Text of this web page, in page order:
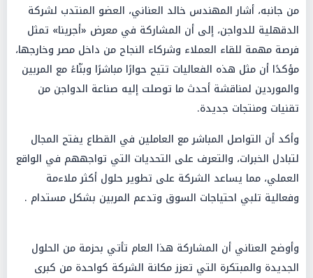
من جانبه، أشار المهندس خالد العناني، العضو المنتدب لشركة
الدقهلية للدواجن، إلى أن المشاركة في معرض «أجرينا» تمثل
فرصة مهمة للقاء العملاء وشركاء النجاح من داخل مصر وخارجها،
مؤكدًا أن مثل هذه الفعاليات تتيح حوارًا مباشرًا وبنّاءً مع المربين
والموردين لمناقشة أحدث ما توصلت إليه صناعة الدواجن من
تقنيات ومنتجات جديدة.
وأكد أن التواصل المباشر مع العاملين في القطاع يفتح المجال
لتبادل الخبرات، والتعرف على التحديات التي تواجههم في الواقع
العملي، مما يساعد الشركة على تطوير حلول أكثر ملاءمة
وفعالية تلبي احتياجات السوق وتدعم المربين بشكل مستدام .
وأوضح العناني أن المشاركة هذا العام تأتي بحزمة من الحلول
الجديدة والمبتكرة التي تعزز مكانة الشركة كواحدة من كبرى